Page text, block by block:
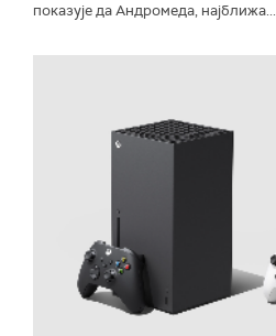
показује да Андромеда, најближа...